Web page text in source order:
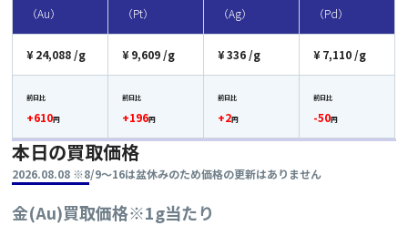
（Au）
（Pt）
（Ag）
（Pd）
24,088 9,609 336 7,110
前日比
+610円
前日比
+196円
前日比
+2円
前日比
-50円
本日の買取価格
2026.08.08 ※8/9～16は盆休みのため価格の更新はありません
金(Au)買取価格※1g当たり